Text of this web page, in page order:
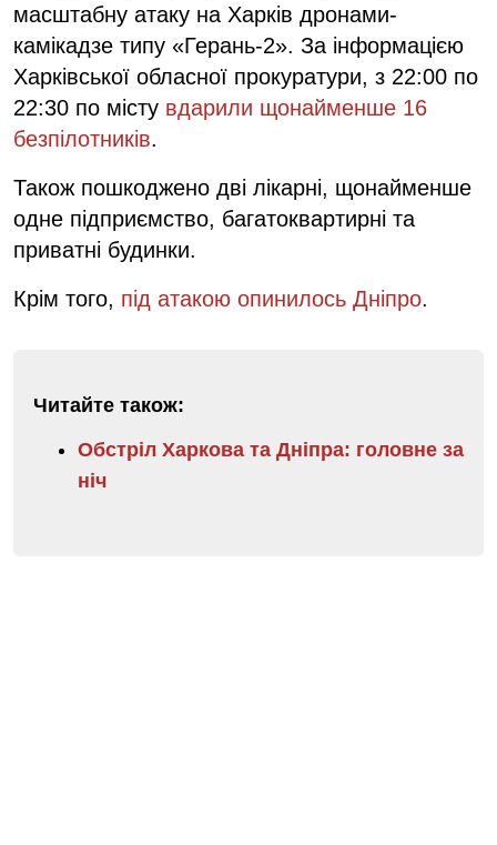
масштабну атаку на Харків дронами-
камікадзе типу «Герань-2». За інформацією
Харківської обласної прокуратури, з 22:00 по
22:30 по місту вдарили щонайменше 16
безпілотників.
Також пошкоджено дві лікарні, щонайменше
одне підприємство, багатоквартирні та
приватні будинки.
Крім того, під атакою опинилось Дніпро.
Читайте також:
Обстріл Харкова та Дніпра: головне за
ніч